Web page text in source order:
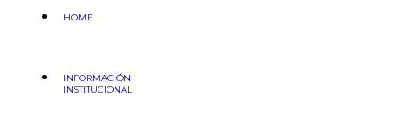
HOME
INFORMACIÓN
INSTITUCIONAL